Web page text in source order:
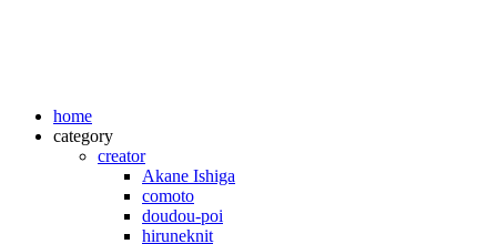
home
category
creator
Akane Ishiga
comoto
doudou-poi
hiruneknit